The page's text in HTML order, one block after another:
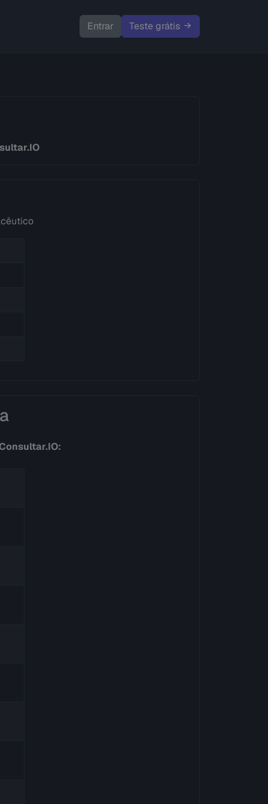
Entrar Teste grátis